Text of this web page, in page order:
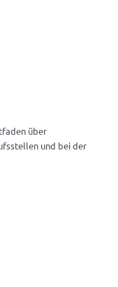
über
und bei der